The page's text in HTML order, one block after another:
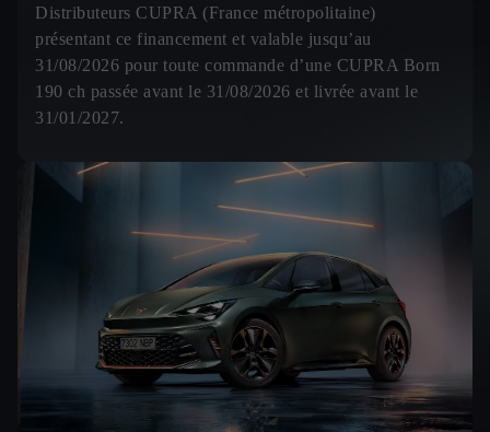
Distributeurs CUPRA (France métropolitaine)
présentant ce financement et valable jusqu’au
31/08/2026 pour toute commande d’une CUPRA Born
190 ch passée avant le 31/08/2026 et livrée avant le
31/01/2027.